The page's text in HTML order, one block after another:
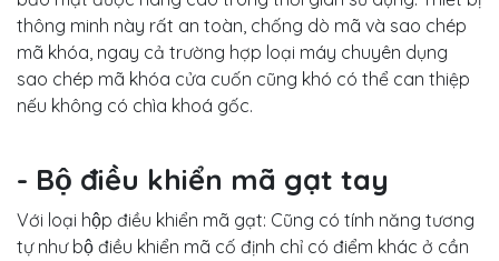
thông minh này rất an toàn, chống dò mã và sao chép
mã khóa, ngay cả trường hợp loại máy chuyên dụng
sao chép mã khóa cửa cuốn cũng khó có thể can thiệp
nếu không có chìa khoá gốc.
- Bộ điều khiển mã gạt tay
Với loại hộp điều khiển mã gạt: Cũng có tính năng tương
tự như bộ điều khiển mã cố định chỉ có điểm khác ở cần